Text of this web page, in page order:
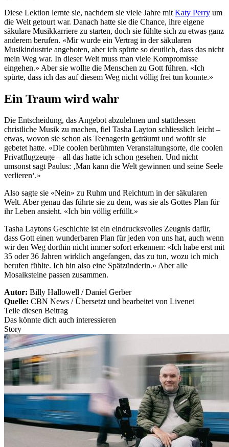
Diese Lektion lernte sie, nachdem sie viele Jahre mit Katy Perry um
die Welt getourt war. Danach hatte sie die Chance, ihre eigene
säkulare Musikkarriere zu starten, doch sie fühlte sich zu etwas ganz
anderem berufen. «Mir wurde ein Vertrag in der säkularen
Musikindustrie angeboten, aber ich spürte so deutlich, dass das nicht
mein Weg war. In dieser Welt muss man viele Kompromisse
eingehen.» Aber sie wollte die Menschen zu Gott führen. «Ich
spürte, dass ich das auf diesem Weg nicht völlig frei tun konnte.»
Ein Traum wird wahr
Die Entscheidung, das Angebot abzulehnen und stattdessen
christliche Musik zu machen, fiel Tasha Layton schliesslich leicht –
etwas, wovon sie schon als Teenagerin geträumt und wofür sie
gebetet hatte. «Die coolen berühmten Veranstaltungsorte, die coolen
Privatflugzeuge – all das hatte ich schon gesehen. Und nicht
umsonst sagt Paulus: ‚Man kann die Welt gewinnen und seine Seele
verlieren‘.»
Also sagte sie «Nein» zu Ruhm und Reichtum in der säkularen
Welt. Aber genau das führte sie zu dem, was sie als Gottes Plan für
ihr Leben ansieht. «Ich bin völlig erfüllt.»
Tasha Laytons Geschichte ist ein eindrucksvolles Zeugnis dafür,
dass Gott einen wunderbaren Plan für jeden von uns hat, auch wenn
wir den Weg dorthin nicht immer sofort erkennen: «Ich habe erst mit
35 oder 36 Jahren wirklich angefangen, das zu tun, wozu ich mich
berufen fühlte. Ich bin also eine Spätzünderin.» Aber alle
Mosaiksteine passen zusammen.
Autor: Billy Hallowell / Daniel Gerber
Quelle: CBN News / Übersetzt und bearbeitet von Livenet
Teile diesen Beitrag
Das könnte dich auch interessieren
Story